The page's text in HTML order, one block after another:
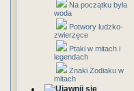
Na początku była
woda
Potwory ludzko-
zwierzęce
Ptaki w mitach i
legendach
Znaki Zodiaku w
mitach